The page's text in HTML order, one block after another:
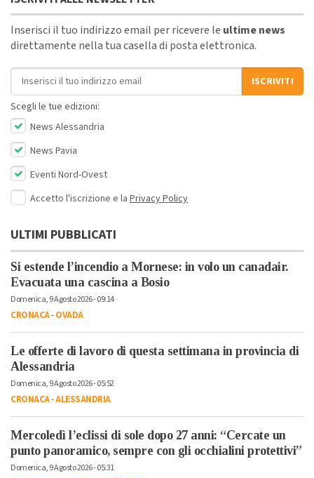
Inserisci il tuo indirizzo email per ricevere le ultime news
direttamente nella tua casella di posta elettronica.
Indirizzo email
ISCRIVITI
Scegli le tue edizioni:
News Alessandria
News Pavia
Eventi Nord-Ovest
Accetto l'iscrizione e la Privacy Policy
ULTIMI PUBBLICATI
Si estende l’incendio a Mornese: in volo un canadair.
Evacuata una cascina a Bosio
Domenica, 9 Agosto 2026 - 09:14
CRONACA-OVADA
Le offerte di lavoro di questa settimana in provincia di
Alessandria
Domenica, 9 Agosto 2026 - 05:52
CRONACA-ALESSANDRIA
Mercoledì l’eclissi di sole dopo 27 anni: “Cercate un
punto panoramico, sempre con gli occhialini protettivi”
Domenica, 9 Agosto 2026 - 05:31